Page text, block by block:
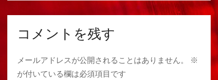
コメントを残す
メールアドレスが公開されることはありません。
※
が付いている欄は必須項目です